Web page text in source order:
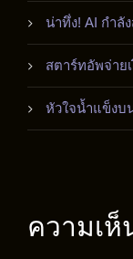
น่าทึ่ง! AI กำลั
สตาร์ทอัพจ่าย
หัวใจน้ำแข็งบ
ความเห็